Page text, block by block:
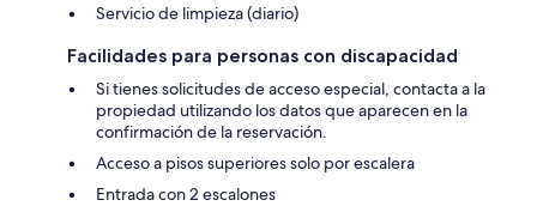
Servicio de limpieza (diario)
Facilidades para personas con discapacidad
Si tienes solicitudes de acceso especial, contacta a la
propiedad utilizando los datos que aparecen en la
confirmación de la reservación.
Acceso a pisos superiores solo por escalera
Entrada con 2 escalones